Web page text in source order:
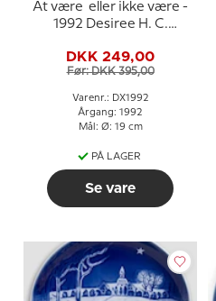
At være eller ikke være -
1992 Desiree H. C.
kagetallerken
DKK 249,00
Før: DKK 395,00
Varenr.: DX1992
Årgang: 1992
Mål: Ø: 19 cm
PÅ LAGER
Se vare